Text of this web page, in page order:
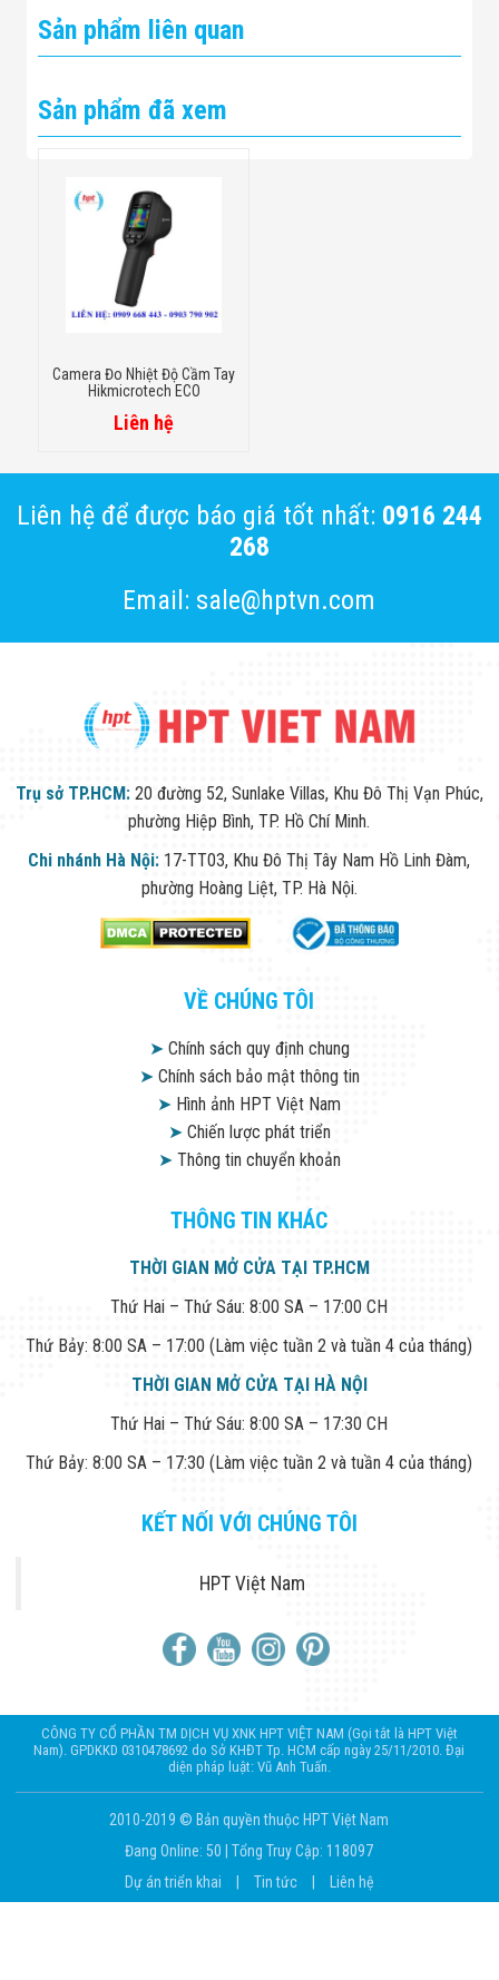
Sản phẩm liên quan
Sản phẩm đã xem
Camera Đo Nhiệt Độ Cầm Tay
Hikmicrotech ECO
Liên hệ
Liên hệ để được báo giá tốt nhất: 0916 244
268
Email: sale@hptvn.com
Trụ sở TP.HCM: 20 đường 52, Sunlake Villas, Khu Đô Thị Vạn Phúc,
phường Hiệp Bình, TP. Hồ Chí Minh.
Chi nhánh Hà Nội: 17-TT03, Khu Đô Thị Tây Nam Hồ Linh Đàm,
phường Hoàng Liệt, TP. Hà Nội.
VỀ CHÚNG TÔI
➤Chính sách quy định chung
➤Chính sách bảo mật thông tin
➤ Hình ảnh HPT Việt Nam
➤Chiến lược phát triển
➤Thông tin chuyển khoản
THÔNG TIN KHÁC
THỜI GIAN MỞ CỬA TẠI TP.HCM
Thứ Hai – Thứ Sáu: 8:00 SA – 17:00 CH
Thứ Bảy: 8:00 SA – 17:00 (Làm việc tuần 2 và tuần 4 của tháng)
THỜI GIAN MỞ CỬA TẠI HÀ NỘI
Thứ Hai – Thứ Sáu: 8:00 SA – 17:30 CH
Thứ Bảy: 8:00 SA – 17:30 (Làm việc tuần 2 và tuần 4 của tháng)
KẾT NỐI VỚI CHÚNG TÔI
HPT Việt Nam
CÔNG TY CỔ PHẦN TM DỊCH VỤ XNK HPT VIỆT NAM (Gọi tắt là HPT Việt
Nam). GPDKKD 0310478692 do Sở KHĐT Tp. HCM cấp ngày 25/11/2010. Đại
diện pháp luật: Vũ Anh Tuấn.
2010-2019 © Bản quyền thuộc HPT Việt Nam
Đang Online: 50 |Tổng Truy Cập: 118097
Dự án triển khai
Tin tức Liên hệ